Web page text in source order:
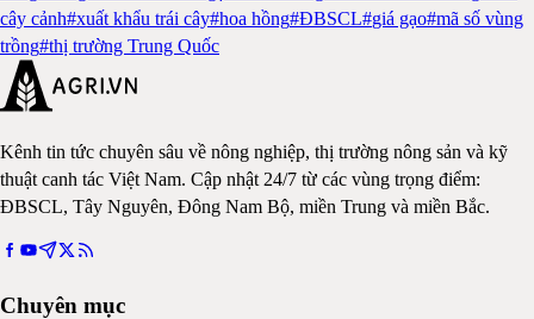
cây cảnh#xuất khẩu trái cây#hoa hồng#ĐBSCL#giá gạo#mã số vùng
trồng#thị trường Trung Quốc
Kênh tin tức chuyên sâu về nông nghiệp, thị trường nông sản và kỹ
thuật canh tác Việt Nam. Cập nhật 24/7 từ các vùng trọng điểm:
ĐBSCL, Tây Nguyên, Đông Nam Bộ, miền Trung và miền Bắc.
Chuyên mục